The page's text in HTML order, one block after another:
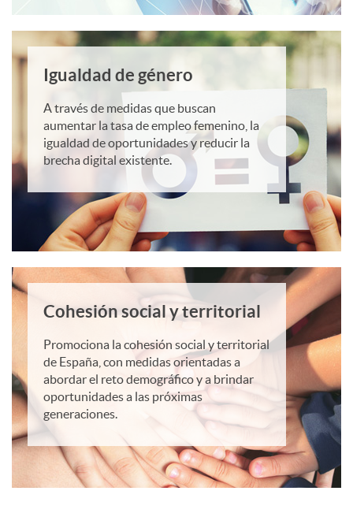
b
a
e
x
G
n
e
r
a
Igualdad de género
A través de medidas que buscan
aumentar la tasa de empleo femenino, la
igualdad de oportunidades y reducir la
brecha digital existente.
Cohesión social y territorial
Promociona la cohesión social y territorial
de España, con medidas orientadas a
abordar el reto demográfico y a brindar
oportunidades a las próximas
generaciones.